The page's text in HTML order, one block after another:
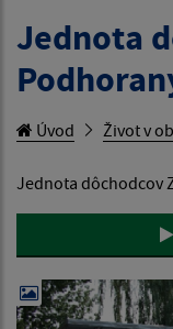
Jednota
Úvod Život v
Jednota dôchodcov